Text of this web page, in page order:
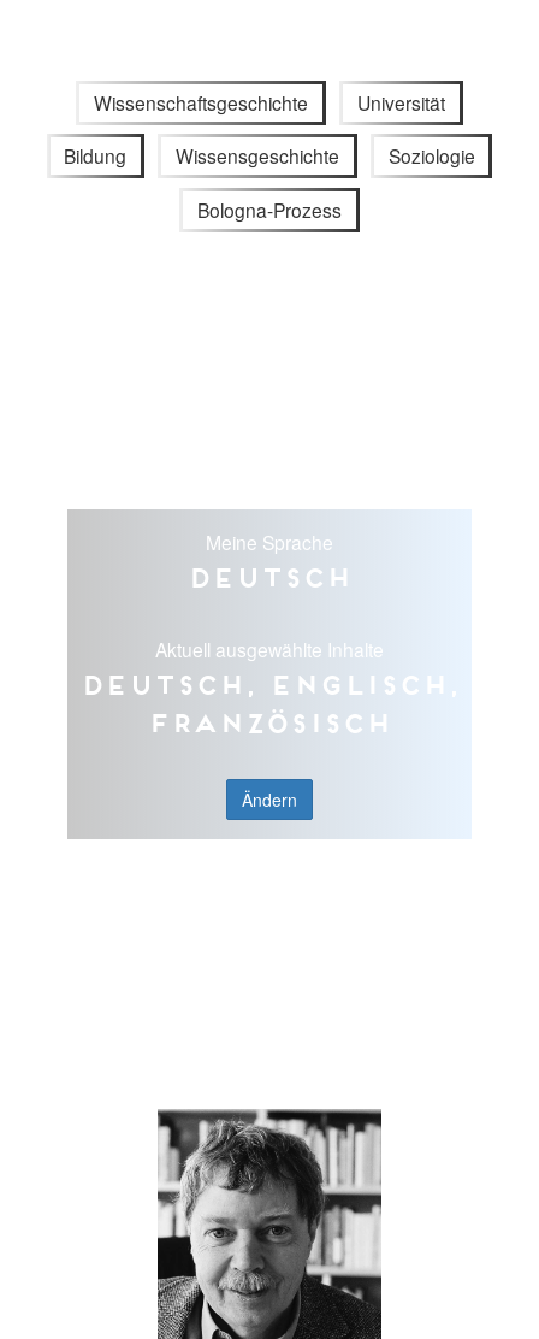
Wissenschaftsgeschichte Universität
Bildung Wissensgeschichte Soziologie
Bologna-Prozess
Meine Sprache
Deutsch
Aktuell ausgewählte Inhalte
Deutsch, Englisch,
Französisch
Ändern